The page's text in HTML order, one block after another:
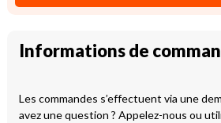
Informations de
Les commandes s’effectuent via une
avez une question ? Appelez-nous ou